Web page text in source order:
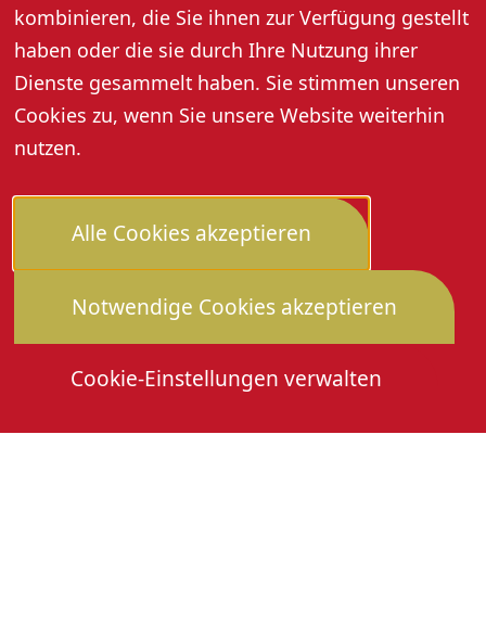
kombinieren, die Sie ihnen zur Verfügung gestellt
haben oder die sie durch Ihre Nutzung ihrer
Dienste gesammelt haben. Sie stimmen unseren
Cookies zu, wenn Sie unsere Website weiterhin
nutzen.
Alle Cookies akzeptieren
Notwendige Cookies akzeptieren
Cookie-Einstellungen verwalten
Die HeimattageDownloadsMitmachen